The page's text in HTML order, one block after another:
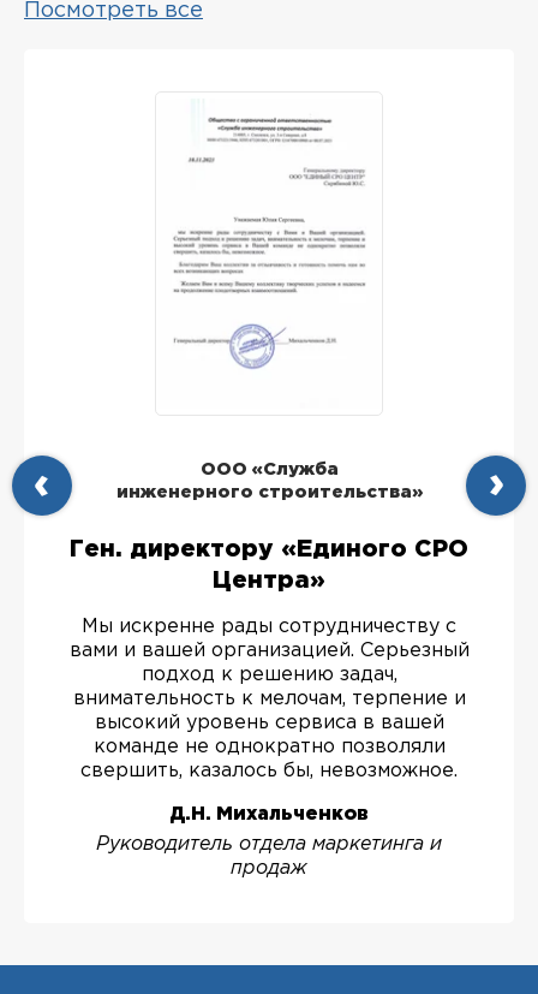
Посмотреть все
ООО «Служба
инженерного строительства»
Ген. директору «Единого СРО
Центра»
Мы искренне рады сотрудничеству с
вами и вашей организацией. Серьезный
подход к решению задач,
внимательность к мелочам, терпение и
высокий уровень сервиса в вашей
команде не однократно позволяли
свершить, казалось бы, невозможное.
Д.Н. Михальченков
Руководитель отдела маркетинга и
продаж